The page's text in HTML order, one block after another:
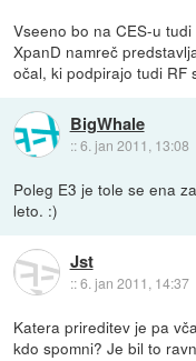
Vseeno bo na CES-u
XpanD namreč
očal, ki podpirajo tudi RF
BigWhale
::6. jan 2011, 13:08
Poleg E3 je tole se ena
leto. :)
Jst
::6. jan 2011, 14:37
Katera prireditev je pa
kdo spomni? Je bil to